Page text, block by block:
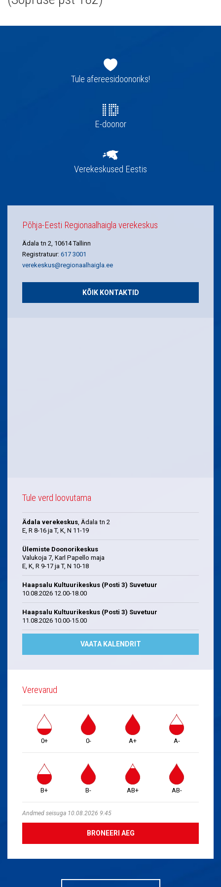
navigatsioonTule afereesidoonoriks!
E-doonor
Verekeskused Eestis
Põhja-Eesti Regionaalhaigla verekeskus
Ädala tn 2, 10614 Tallinn
Registratuur: 617 3001
verekeskus@regionaalhaigla.ee
KÕIK KONTAKTID
Tule verd loovutama
Ädala verekeskus, Ädala tn 2
E, R 8-16 ja T, K, N 11-19
Ülemiste Doonorikeskus
Valukoja 7, Karl Papello maja
E, K, R 9-17 ja T, N 10-18
Haapsalu Kultuurikeskus (Posti 3) Suvetuur
10.08.2026 12.00-18.00
Haapsalu Kultuurikeskus (Posti 3) Suvetuur
11.08.2026 10.00-15.00
VAATA KALENDRIT
Verevarud
0+ 0- A+ A-
B+ B- AB+ AB-
Andmed seisuga 10.08.2026 9:45
BRONEERI AEG